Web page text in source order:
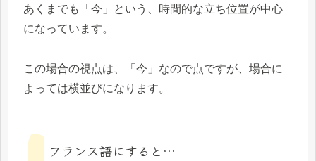
あくまでも「今」という、時間的な立ち位置が中心
になっています。
この場合の視点は、「今」なので点ですが、場合に
よっては横並びになります。
フランス語にすると…